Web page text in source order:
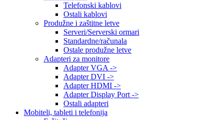
Telefonski kablovi
Ostali kablovi
Produžne i zaštitne letve
Serveri/Serverski ormari
Standardne/računala
Ostale produžne letve
Adapteri za monitore
Adapter VGA ->
Adapter DVI ->
Adapter HDMI ->
Adapter Display Port ->
Ostali adapteri
Mobiteli, tableti i telefonija